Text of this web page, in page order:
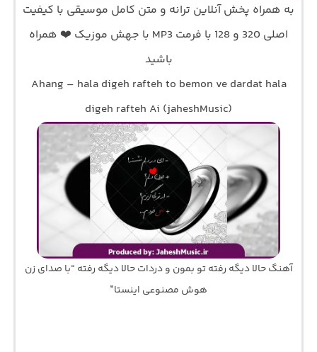
به همراه پخش آنلاین ترانه و متن کامل موسیقی با کیفیت
اصلی 320 و 128 با فرمت MP3 با جهش موزیک ❤️ همراه
باشید
Ahang – hala digeh rafteh to bemon ve dardat hala
digeh rafteh Ai (jaheshMusic)
آهنگ حالا دیگه رفته تو بمون و دردات حالا دیگه رفته “با صدای زن
هوش مصنوعی اینستا”